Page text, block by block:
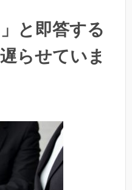
と即答する
らせていま